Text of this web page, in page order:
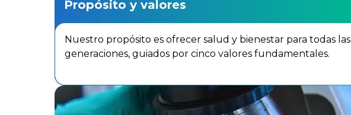
Propósito y valores
Nuestro propósito es ofrecer salud y bienestar para todas las
generaciones, guiados por cinco valores fundamentales.